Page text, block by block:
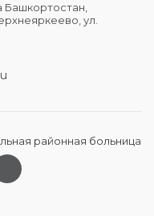
Башкортостан,
ул.
районная больница